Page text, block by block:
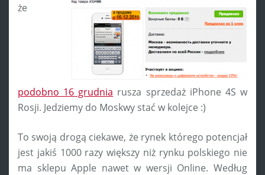
że
podobno 16 grudnia rusza sprzedaż iPhone 4S w
Rosji. Jedziemy do Moskwy stać w kolejce :)
To swoją drogą ciekawe, że rynek którego potencjał
jest jakiś 1000 razy większy niż rynku polskiego nie
ma sklepu Apple nawet w wersji Online. Według